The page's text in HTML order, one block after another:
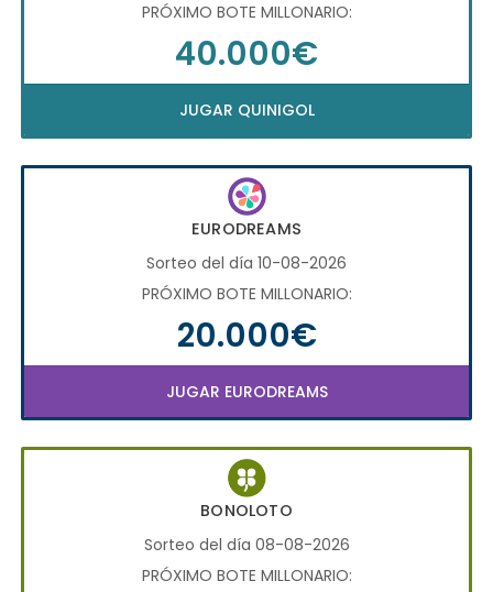
PRÓXIMO BOTE MILLONARIO:
40.000€
JUGAR QUINIGOL
EURODREAMS
Sorteo del día 10-08-2026
PRÓXIMO BOTE MILLONARIO:
20.000€
JUGAR EURODREAMS
BONOLOTO
Sorteo del día 08-08-2026
PRÓXIMO BOTE MILLONARIO: